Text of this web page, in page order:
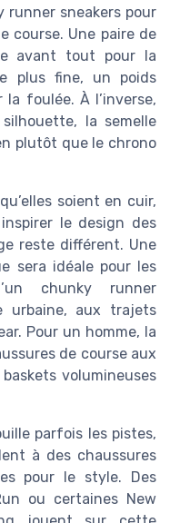
runner sneakers pour
course. Une paire de
avant tout pour la
plus fine, un poids
foulée. À l’inverse,
la semelle
plutôt que le chrono
soient en cuir,
le design des
reste différent. Une
sera idéale pour les
chunky runner
urbaine, aux trajets
Pour un homme, la
de course aux
volumineuses
parfois les pistes,
à des chaussures
pour le style. Des
ou certaines New